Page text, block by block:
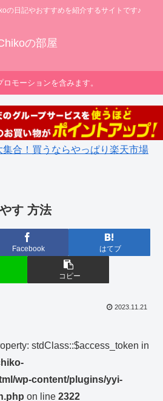
の日記やおすすめを紹介するサイトです♪
の部屋
ロモーションを含みます。
合！買うならやっぱり楽天市場
す 方法
Facebook はてブ
コピー
2023.11.21
stdClass::$access_token in
wp-content/plugins/yyi-
on line 2322